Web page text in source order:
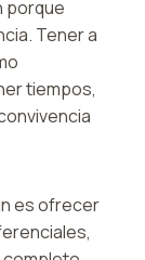
porque
Tener a
tiempos,
es ofrecer